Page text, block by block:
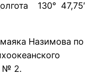
130° 47,75′
Назимова по
№ 2.